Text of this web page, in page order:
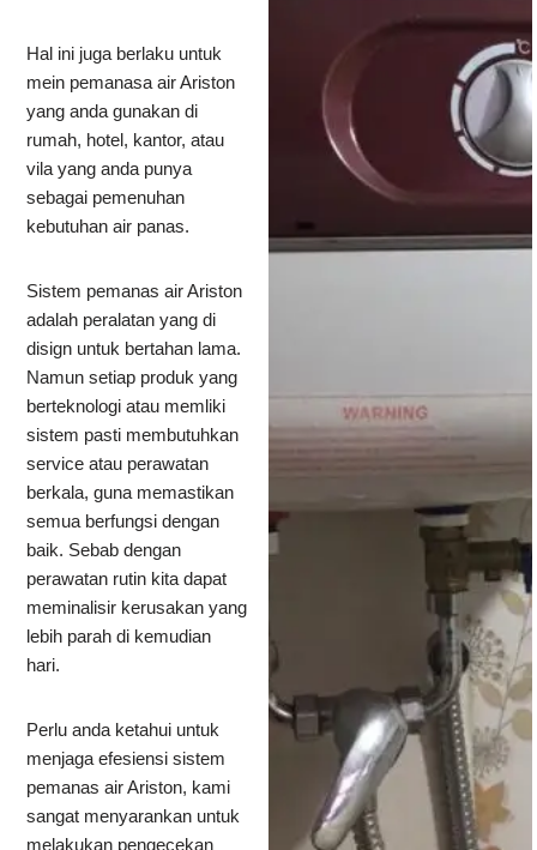
Hal ini juga berlaku untuk
mein pemanasa air Ariston
yang anda gunakan di
rumah, hotel, kantor, atau
vila yang anda punya
sebagai pemenuhan
kebutuhan air panas.
Sistem pemanas air Ariston
adalah peralatan yang di
disign untuk bertahan lama.
Namun setiap produk yang
berteknologi atau memliki
sistem pasti membutuhkan
service atau perawatan
berkala, guna memastikan
semua berfungsi dengan
baik. Sebab dengan
perawatan rutin kita dapat
meminalisir kerusakan yang
lebih parah di kemudian
hari.
Perlu anda ketahui untuk
menjaga efesiensi sistem
pemanas air Ariston, kami
sangat menyarankan untuk
melakukan pengecekan